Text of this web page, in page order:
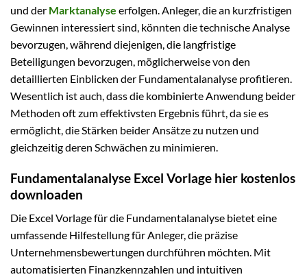
und der Marktanalyse erfolgen. Anleger, die an kurzfristigen
Gewinnen interessiert sind, könnten die technische Analyse
bevorzugen, während diejenigen, die langfristige
Beteiligungen bevorzugen, möglicherweise von den
detaillierten Einblicken der Fundamentalanalyse profitieren.
Wesentlich ist auch, dass die kombinierte Anwendung beider
Methoden oft zum effektivsten Ergebnis führt, da sie es
ermöglicht, die Stärken beider Ansätze zu nutzen und
gleichzeitig deren Schwächen zu minimieren.
Fundamentalanalyse Excel Vorlage hier kostenlos
downloaden
Die Excel Vorlage für die Fundamentalanalyse bietet eine
umfassende Hilfestellung für Anleger, die präzise
Unternehmensbewertungen durchführen möchten. Mit
automatisierten Finanzkennzahlen und intuitiven